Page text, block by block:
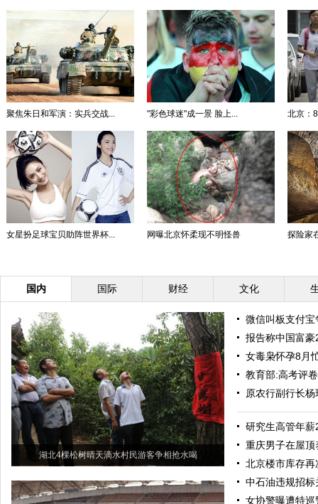
聚焦朱日和军演：实兵交战... "彩色球迷"成一景 脸上... 北京：
女星扮足球宝贝助阵世界杯... 网曝北京怀柔现不明怪兽 探险家
国内 国际 财经 文化
湖北4棵松树晴天滴水村民游客争相抢水喝
微信叫板支付
报告称中国富
女毒枭怀孕8月
教育部:高考评
原农行副行长
研究生高管年
重庆男子在屋
北京楼市库存
中石油违规招
女协警曝遭特